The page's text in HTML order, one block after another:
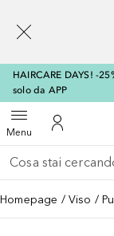
HAIRCARE DAYS! -
solo da APP
MenuApri menuAl Mio
Torna indietro
Esegui ricerca
Homepage Viso